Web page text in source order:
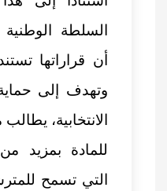
السلطة الوطنية
أن قراراتها
وتهدف إلى
الانتخابية،
للمادة بمزيد
التي تسمح